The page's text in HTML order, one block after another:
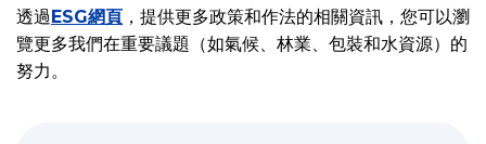
透過 ESG網頁 ，提供更多政策和作法的相關資訊，您可以瀏
覽更多我們在重要議題（如氣候、林業、包裝和水資源）的
努力。